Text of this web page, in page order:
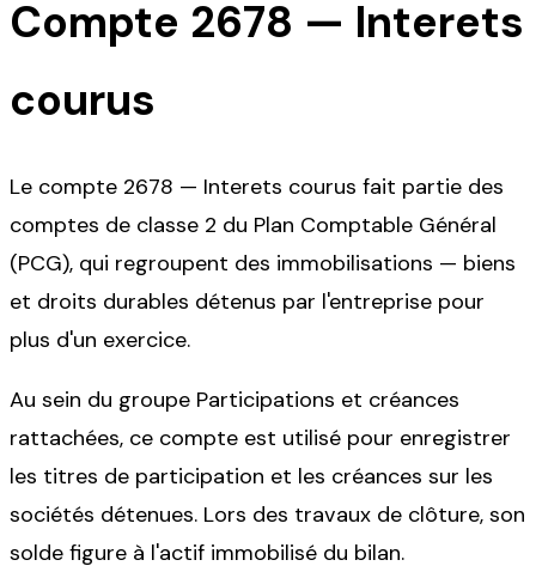
Compte 2678 — Interets
courus
Le compte 2678 — Interets courus fait partie des
comptes de classe 2 du Plan Comptable Général
(PCG), qui regroupent des immobilisations — biens
et droits durables détenus par l'entreprise pour
plus d'un exercice.
Au sein du groupe Participations et créances
rattachées, ce compte est utilisé pour enregistrer
les titres de participation et les créances sur les
sociétés détenues. Lors des travaux de clôture, son
solde figure à l'actif immobilisé du bilan.